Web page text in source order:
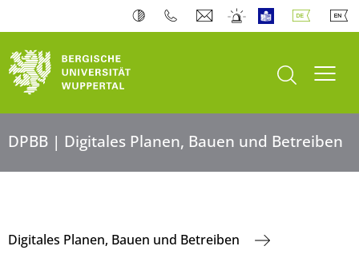
Suche öffnen
DPBB | Digitales Planen, Bauen und Betreiben
Digitales Planen, Bauen und Betreiben